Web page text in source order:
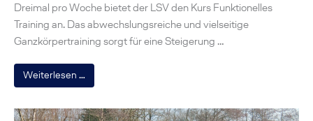
Dreimal pro Woche bietet der LSV den Kurs Funktionelles
Training an. Das abwechslungsreiche und vielseitige
Ganzkörpertraining sorgt für eine Steigerung …
Weiterlesen …